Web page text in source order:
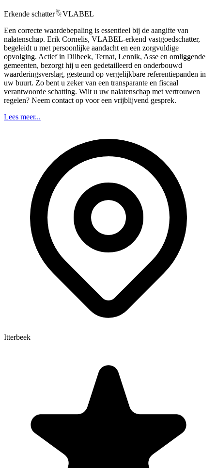
Erkende schatter
VLABEL
Een correcte waardebepaling is essentieel bij de aangifte van
nalatenschap. Erik Cornelis, VLABEL-erkend vastgoedschatter,
begeleidt u met persoonlijke aandacht en een zorgvuldige
opvolging. Actief in Dilbeek, Ternat, Lennik, Asse en omliggende
gemeenten, bezorgt hij u een gedetailleerd en onderbouwd
waarderingsverslag, gesteund op vergelijkbare referentiepanden in
uw buurt. Zo bent u zeker van een transparante en fiscaal
verantwoorde schatting. Wilt u uw nalatenschap met vertrouwen
regelen? Neem contact op voor een vrijblijvend gesprek.
Lees meer...
Itterbeek